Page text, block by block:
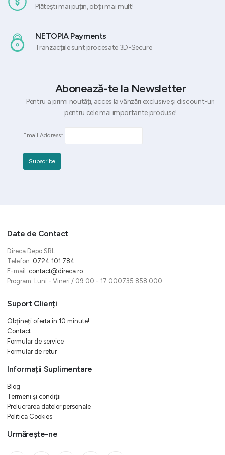
Plătești mai puțin, obții mai mult!
NETOPIA Payments
Tranzacțiile sunt procesate 3D-Secure
Abonează-te la Newsletter
Pentru a primi noutăți, acces la vânzări exclusive și discount-uri
pentru cele mai importante produse!
Email Address*
Date de Contact
Direca Depo SRL
Telefon: 0724 101 784
E-mail: contact@direca.ro
Program: Luni - Vineri / 09:00 - 17:000735 858 000
Suport Clienți
Obțineți oferta in 10 minute!
Contact
Formular de service
Formular de retur
Informații Suplimentare
Blog
Termeni și condiții
Prelucrarea datelor personale
Politica Cookies
Urmărește-ne